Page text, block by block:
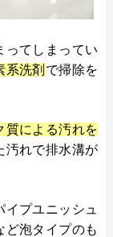
ってしまってい
系洗剤 で掃除を
質による汚れを
汚れで排水溝が
プユニッシュ
ど泡タイプのも